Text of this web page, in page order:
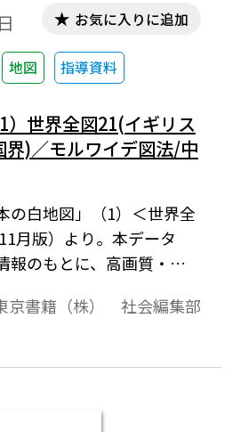
地図 指導資料
お気に入りに追加
）世界全図21(イギリス
界)／モルワイデ図法/中
の白地図」（1）＜世界全
月版）より。本データ
報のもとに、高画質・高
などで，自由に加工・編
京書籍（株） 社会編集部